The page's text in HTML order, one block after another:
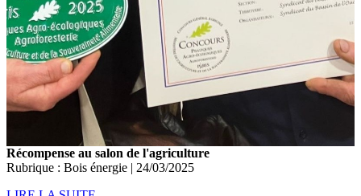
Récompense au salon de l'agriculture
Rubrique : Bois énergie | 24/03/2025